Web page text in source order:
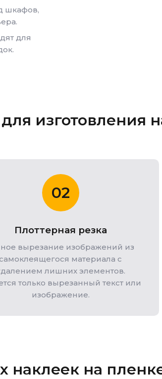
шкафов,
для
изготовления
02
Плоттерная резка
вырезание изображений из
материала с
лишних элементов.
только вырезанный текст или
изображение.
наклеек на